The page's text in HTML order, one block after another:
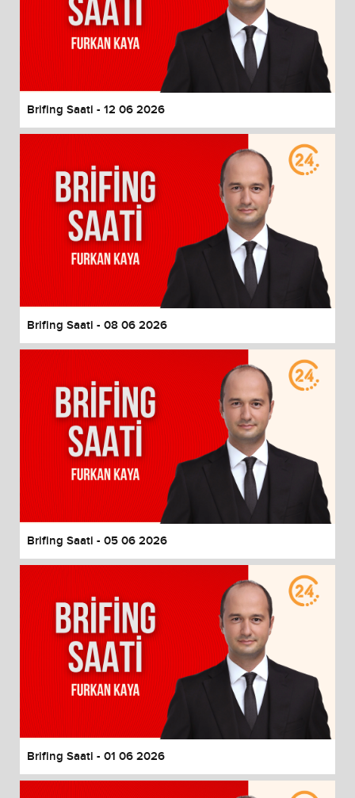
Brifing Saati - 12 06 2026
Brifing Saati - 08 06 2026
Brifing Saati - 05 06 2026
Brifing Saati - 01 06 2026